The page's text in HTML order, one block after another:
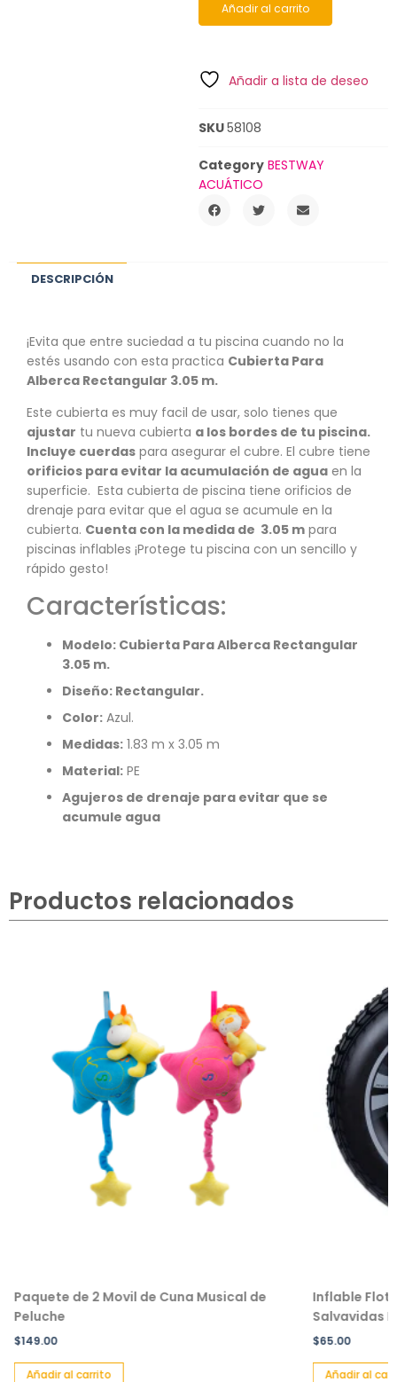
Añadir al carrito
Añadir a lista de deseo
SKU58108
Category BESTWAY
ACUÁTICO
DESCRIPCIÓN
¡Evita que entre suciedad a tu piscina cuando no la
estés usando con esta practica Cubierta Para
Alberca Rectangular 3.05 m.
Este cubierta es muy facil de usar, solo tienes que
ajustar tu nueva cubierta a los bordes de tu piscina.
Incluye cuerdas para asegurar el cubre. El cubre tiene
orificios para evitar la acumulación de agua en la
superficie. Esta cubierta de piscina tiene orificios de
drenaje para evitar que el agua se acumule en la
cubierta. Cuenta con la medida de 3.05 m para
piscinas inflables ¡Protege tu piscina con un sencillo y
rápido gesto!
Características:
Modelo: Cubierta Para Alberca Rectangular
3.05 m.
Diseño: Rectangular.
Color: Azul.
Medidas: 1.83 m x 3.05 m
Material: PE
Agujeros de drenaje para evitar que se
acumule agua
Productos relacionados
Paquete de 2 Movil de Cuna Musical de
Peluche
$149.00
Añadir al carrito
Inflable
Salvavidas
$65.00
Añadir al